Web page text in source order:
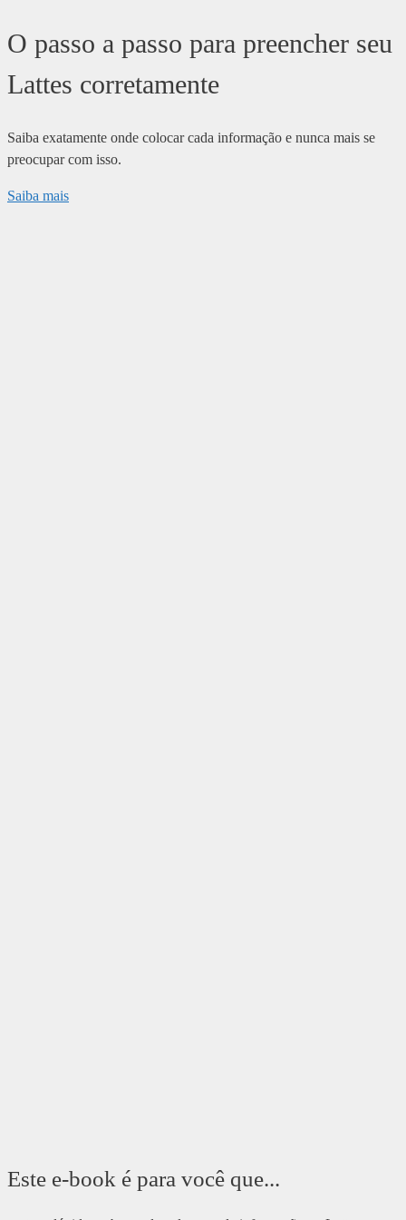
O passo a passo para preencher seu
Lattes corretamente
Saiba exatamente onde colocar cada informação e nunca mais se
preocupar com isso.
Saiba mais
Este e-book é para você que...